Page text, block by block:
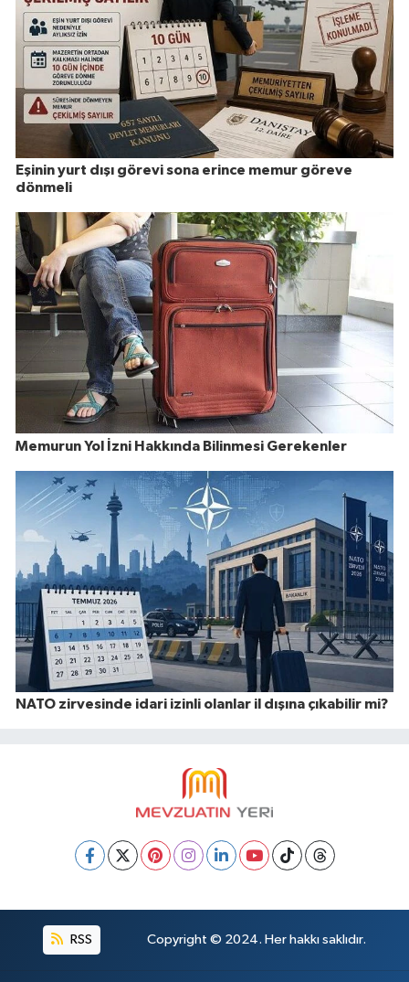
Eşinin yurt dışı görevi sona erince memur göreve
dönmeli
Memurun Yol İzni Hakkında Bilinmesi Gerekenler
NATO zirvesinde idari izinli olanlar il dışına çıkabilir mi?
RSS Copyright © 2024. Her hakkı saklıdır.